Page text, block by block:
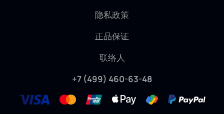
隐私政策
正品保证
联络人
+7 (499) 460-63-48